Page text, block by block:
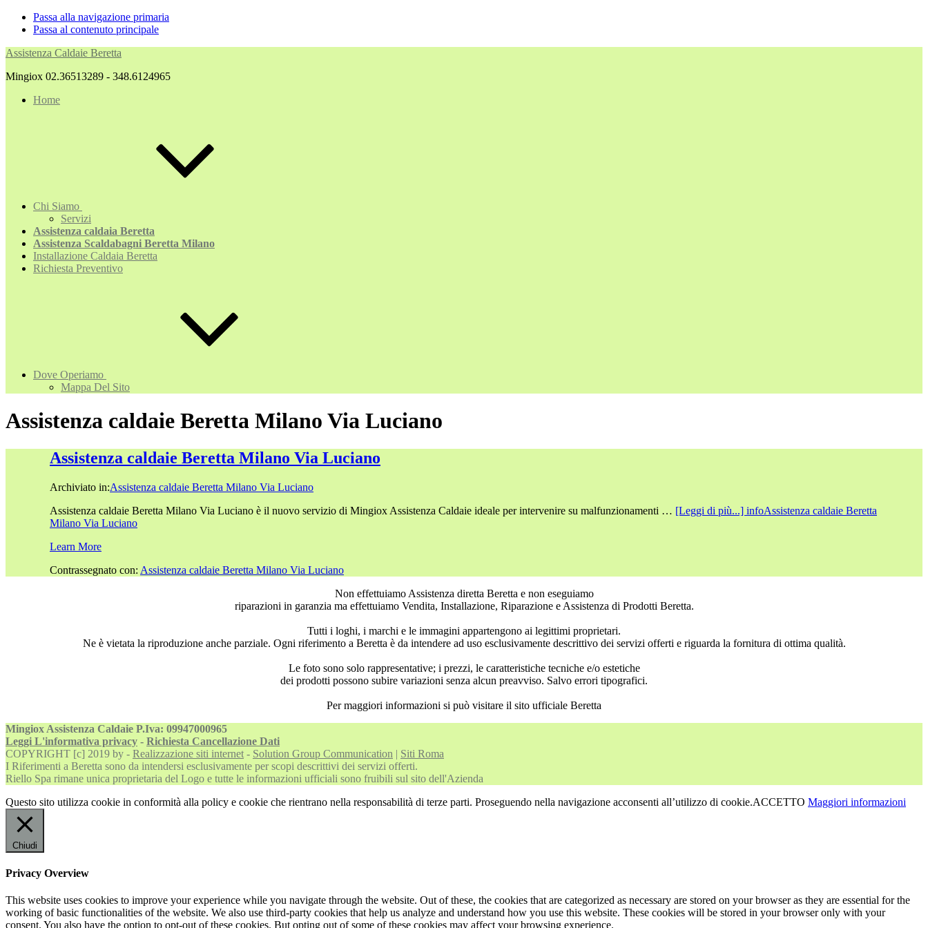
Passa alla navigazione primaria
Passa al contenuto principale
Assistenza Caldaie Beretta
Mingiox 02.36513289 - 348.6124965
Home
Chi Siamo
Servizi
Assistenza caldaia Beretta
Assistenza Scaldabagni Beretta Milano
Installazione Caldaia Beretta
Richiesta Preventivo
Dove Operiamo
Mappa Del Sito
Assistenza caldaie Beretta Milano Via Luciano
Assistenza caldaie Beretta Milano Via Luciano
Archiviato in:Assistenza caldaie Beretta Milano Via Luciano
Assistenza caldaie Beretta Milano Via Luciano è il nuovo servizio di Mingiox Assistenza Caldaie ideale per intervenire su malfunzionamenti … [Leggi di più...] infoAssistenza caldaie Beretta
Milano Via Luciano
Learn More
Contrassegnato con: Assistenza caldaie Beretta Milano Via Luciano
Non effettuiamo Assistenza diretta Beretta e non eseguiamo
riparazioni in garanzia ma effettuiamo Vendita, Installazione, Riparazione e Assistenza di Prodotti Beretta.
Tutti i loghi, i marchi e le immagini appartengono ai legittimi proprietari.
Ne è vietata la riproduzione anche parziale. Ogni riferimento a Beretta è da intendere ad uso esclusivamente descrittivo dei servizi offerti e riguarda la fornitura di ottima qualità.
Le foto sono solo rappresentative; i prezzi, le caratteristiche tecniche e/o estetiche
dei prodotti possono subire variazioni senza alcun preavviso. Salvo errori tipografici.
Per maggiori informazioni si può visitare il sito ufficiale Beretta
Mingiox Assistenza Caldaie P.Iva: 09947000965
Leggi L'informativa privacy - Richiesta Cancellazione Dati
COPYRIGHT [c] 2019 by - Realizzazione siti internet - Solution Group Communication | Siti Roma
I Riferimenti a Beretta sono da intendersi esclusivamente per scopi descrittivi dei servizi offerti.
Riello Spa rimane unica proprietaria del Logo e tutte le informazioni ufficiali sono fruibili sul sito dell'Azienda
Questo sito utilizza cookie in conformità alla policy e cookie che rientrano nella responsabilità di terze parti. Proseguendo nella navigazione acconsenti all’utilizzo di cookie.ACCETTO Maggiori informazioni
Chiudi
Privacy Overview
This website uses cookies to improve your experience while you navigate through the website. Out of these, the cookies that are categorized as necessary are stored on your browser as they are essential for the
working of basic functionalities of the website. We also use third-party cookies that help us analyze and understand how you use this website. These cookies will be stored in your browser only with your
consent. You also have the option to opt-out of these cookies. But opting out of some of these cookies may affect your browsing experience.